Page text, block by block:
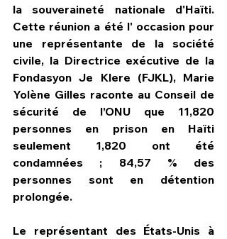
la souveraineté nationale d'Haïti.
Cette réunion a été l' occasion pour
une représentante de la société
civile, la Directrice exécutive de la
Fondasyon Je Klere (FJKL), Marie
Yolène Gilles raconte au Conseil de
sécurité de l’ONU que 11,820
personnes en prison en Haïti
seulement 1,820 ont été
condamnées ; 84,57 % des
personnes sont en détention
prolongée.
Le représentant des États-Unis à